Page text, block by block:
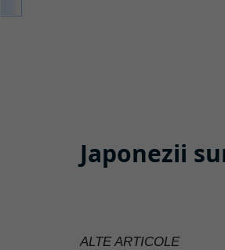
Japonezii
ALTE ARTICOLE